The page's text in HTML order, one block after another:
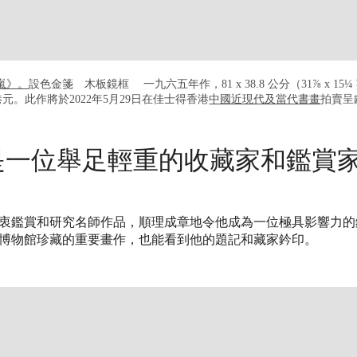
。 設色金箋 木板鏡框 一九六五年作，81 x 38.8 公分（31⅞ x 15¼
元。此作將於2022年5月29日在佳士得香港中國近現代及當代書畫拍賣呈
位舉足輕重的收藏家和鑑賞
鑑賞和研究名師作品，順理成章地令他成為一位極具影響力
物館珍藏的重要畫作，也能看到他的題記和藏家鈐印。